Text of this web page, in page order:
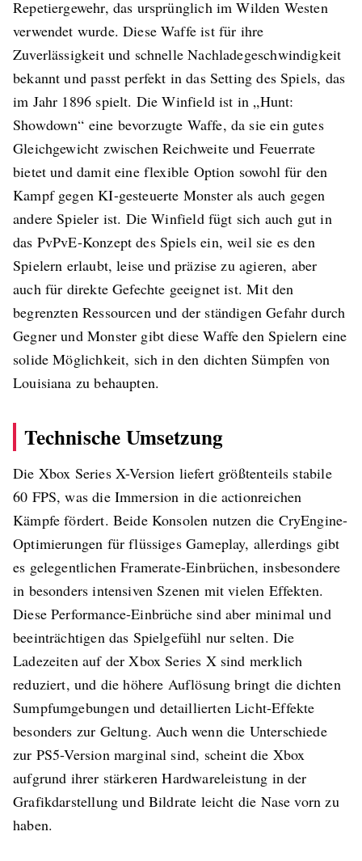
Repetiergewehr, das ursprünglich im Wilden Westen
verwendet wurde. Diese Waffe ist für ihre
Zuverlässigkeit und schnelle Nachladegeschwindigkeit
bekannt und passt perfekt in das Setting des Spiels, das
im Jahr 1896 spielt. Die Winfield ist in „Hunt:
Showdown“ eine bevorzugte Waffe, da sie ein gutes
Gleichgewicht zwischen Reichweite und Feuerrate
bietet und damit eine flexible Option sowohl für den
Kampf gegen KI-gesteuerte Monster als auch gegen
andere Spieler ist​. Die Winfield fügt sich auch gut in
das PvPvE-Konzept des Spiels ein, weil sie es den
Spielern erlaubt, leise und präzise zu agieren, aber
auch für direkte Gefechte geeignet ist. Mit den
begrenzten Ressourcen und der ständigen Gefahr durch
Gegner und Monster gibt diese Waffe den Spielern eine
solide Möglichkeit, sich in den dichten Sümpfen von
Louisiana zu behaupten.
Technische Umsetzung
Die Xbox Series X-Version liefert größtenteils stabile
60 FPS, was die Immersion in die actionreichen
Kämpfe fördert. Beide Konsolen nutzen die CryEngine-
Optimierungen für flüssiges Gameplay, allerdings gibt
es gelegentlichen Framerate-Einbrüchen, insbesondere
in besonders intensiven Szenen mit vielen Effekten.
Diese Performance-Einbrüche sind aber minimal und
beeinträchtigen das Spielgefühl nur selten​. Die
Ladezeiten auf der Xbox Series X sind merklich
reduziert, und die höhere Auflösung bringt die dichten
Sumpfumgebungen und detaillierten Licht-Effekte
besonders zur Geltung. Auch wenn die Unterschiede
zur PS5-Version marginal sind, scheint die Xbox
aufgrund ihrer stärkeren Hardwareleistung in der
Grafikdarstellung und Bildrate leicht die Nase vorn zu
haben.